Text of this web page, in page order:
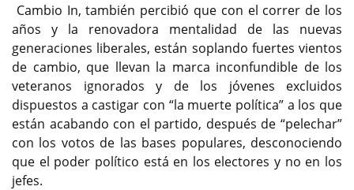
Cambio In, también percibió que con el correr de los
años y la renovadora mentalidad de las nuevas
generaciones liberales, están soplando fuertes vientos
de cambio, que llevan la marca inconfundible de los
veteranos ignorados y de los jóvenes excluidos
dispuestos a castigar con “la muerte política” a los que
están acabando con el partido, después de “pelechar”
con los votos de las bases populares, desconociendo
que el poder político está en los electores y no en los
jefes.